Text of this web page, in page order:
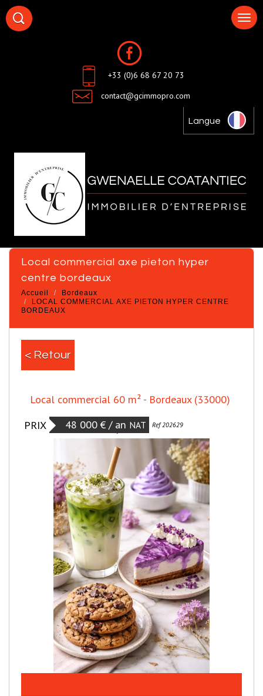
+33 (0)6 68 67 20 73
contact@gcimmopro.com
Langue
local commercial axe pieton hyper
centre bordeaux
Accueil
Bordeaux
LOCAL COMMERCIAL AXE PIETON HYPER CENTRE
BORDEAUX
< Retour
Local commercial 60 m² - Bordeaux (33000)
PRIX
48 000 € / an NAT Ref 202629
Coup de coeur